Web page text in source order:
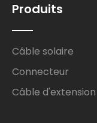
Produits
Câble solaire
Connecteur
Câble d'extension